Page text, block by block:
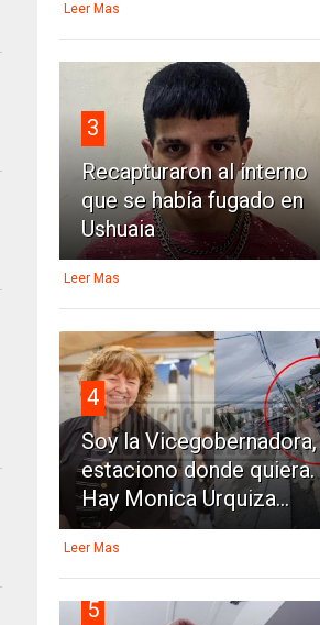
Leer Mas
3
Recapturaron al interno
que se había fugado en
Ushuaia
Leer Mas
4
Soy la Vicegobernadora,
estaciono donde quiera.
Hay Monica Urquiza...
Leer Mas
5